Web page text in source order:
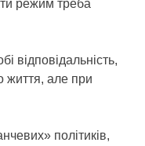
режим треба
відповідальність,
життя, але при
політиків,